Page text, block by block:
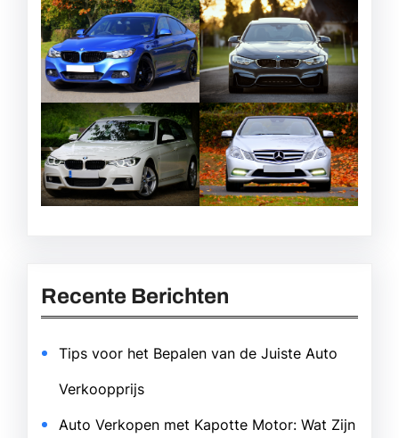
Recente Berichten
Tips voor het Bepalen van de Juiste Auto
Verkoopprijs
Auto Verkopen met Kapotte Motor: Wat Zijn